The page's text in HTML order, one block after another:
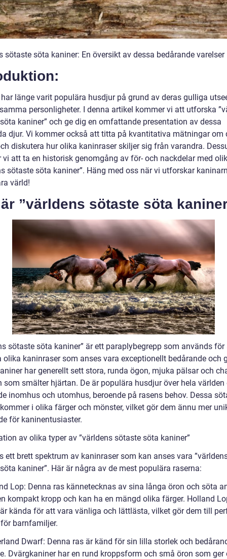
sötaste söta kaniner: En översikt av dessa bedårande varelser
länge varit populära husdjur på grund av deras gulliga
personligheter. I denna artikel kommer vi att utforska
kaniner” och ge dig en omfattande presentation av dessa
djur. Vi kommer också att titta på kvantitativa mätningar om
diskutera hur olika kaninraser skiljer sig från varandra.
vi att ta en historisk genomgång av för- och nackdelar med
sötaste söta kaniner”. Häng med oss när vi utforskar
värld!
”världens sötaste söta
sötaste söta kaniner” är ett paraplybegrepp som används för
olika kaninraser som anses vara exceptionellt bedårande och
har generellt sett stora, runda ögon, mjuka pälsar och
som smälter hjärtan. De är populära husdjur över hela världen
inomhus och utomhus, beroende på rasens behov. Dessa
i olika färger och mönster, vilket gör dem ännu mer
för kaninentusiaster.
av olika typer av ”världens sötaste söta kaniner”
ett brett spektrum av kaninraser som kan anses vara
kaniner”. Här är några av de mest populära raserna:
Lop: Denna ras kännetecknas av sina långa öron och söta
kompakt kropp och kan ha en mängd olika färger. Holland
kända för att vara vänliga och lättlästa, vilket gör dem till
barnfamiljer.
Dwarf: Denna ras är känd för sin lilla storlek och
Dvärgkaniner har en rund kroppsform och små öron som ger